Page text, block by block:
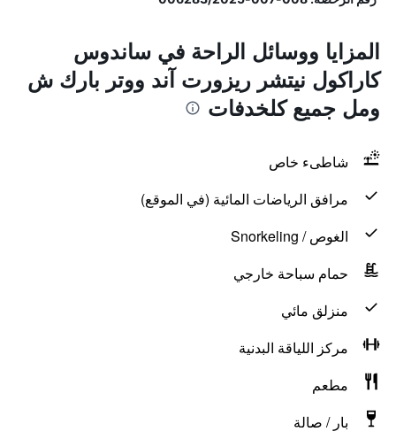
المزايا ووسائل الراحة في ساندوس
كاراكول نيتشر ريزورت آند ووتر بارك ش
ومل جميع كلخدفات
شاطىء خاص
مرافق الرياضات المائية (في الموقع)
الغوص / Snorkeling
حمام سباحة خارجي
منزلق مائي
مركز اللياقة البدنية
مطعم
بار / صالة